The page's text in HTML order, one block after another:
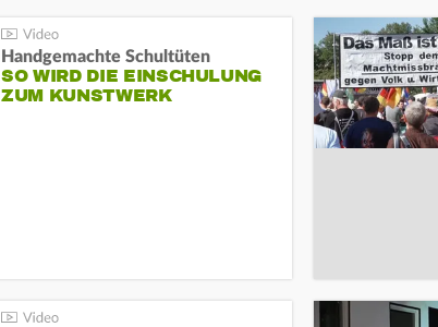
Handgemachte Schultüten
SO WIRD DIE EINSCHULUNG
ZUM KUNSTWERK